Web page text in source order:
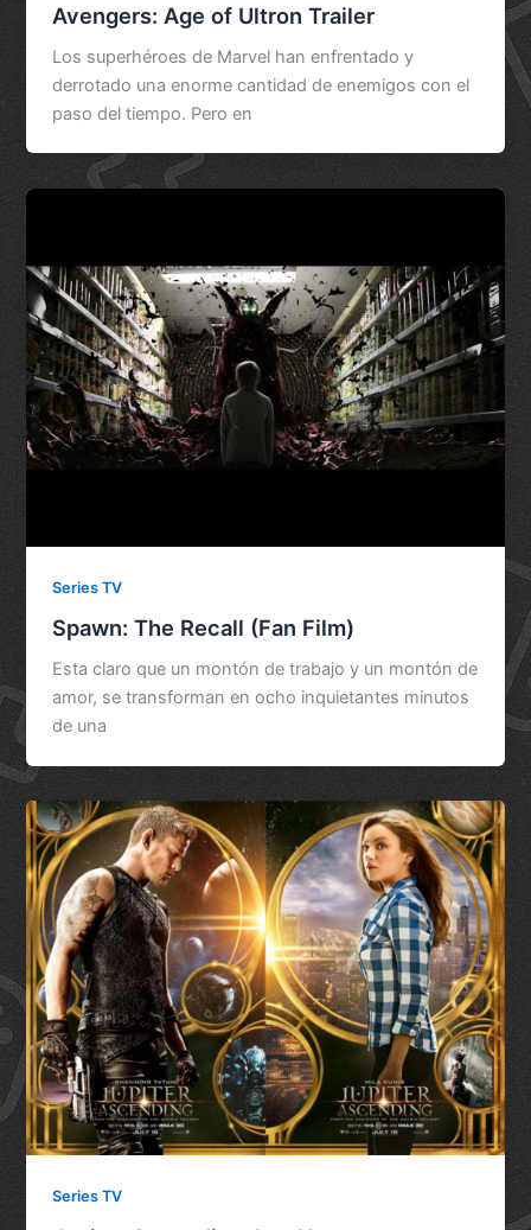
Avengers: Age of Ultron Trailer
Los superhéroes de Marvel han enfrentado y
derrotado una enorme cantidad de enemigos con el
paso del tiempo. Pero en
Series TV
Spawn: The Recall (Fan Film)
Esta claro que un montón de trabajo y un montón de
amor, se transforman en ocho inquietantes minutos
de una
Series TV